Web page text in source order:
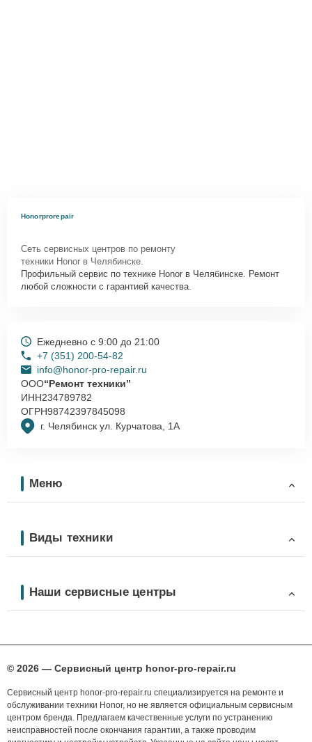
Honorprorepair
Сеть сервисных центров по ремонту
техники Honor в Челябинске.
Профильный сервис по технике Honor в Челябинске. Ремонт
любой сложности с гарантией качества.
г. Челябинск ул. Курчатова, 1А
Ежедневно с 9:00 до 21:00
+7 (351) 200-54-82
info@honor-pro-repair.ru
ООО“Ремонт техники”
ИНН234789782
ОГРН98742397845098
Меню
Виды техники
Наши сервисные центры
© 2026 — Сервисный центр honor-pro-repair.ru
Сервисный центр honor-pro-repair.ru специализируется на ремонте и
обслуживании техники Honor, но не является официальным сервисным
центром бренда. Предлагаем качественные услуги по устранению
неисправностей после окончания гарантии, а также проводим